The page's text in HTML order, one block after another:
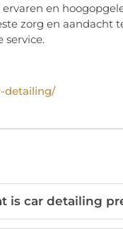
en
zorg en aandacht
service.
detailing/
is car detailing